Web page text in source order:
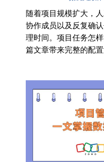
随着项目规模扩大，
协作成员以及反复确
理时间。项目任务怎
篇文章带来完整的配